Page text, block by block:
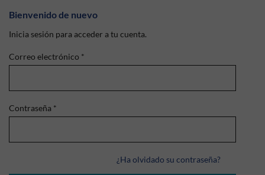
Bienvenido de nuevo
Inicia sesión para acceder a tu cuenta.
Correo electrónico *
Contraseña *
¿Ha olvidado su contraseña?